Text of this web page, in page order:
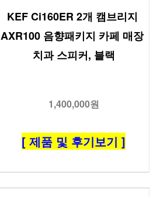
KEF Ci160ER 2개 캠브리지
AXR100 음향패키지 카페 매장
치과 스피커, 블랙
1,400,000원
[ 제품 및 후기보기 ]